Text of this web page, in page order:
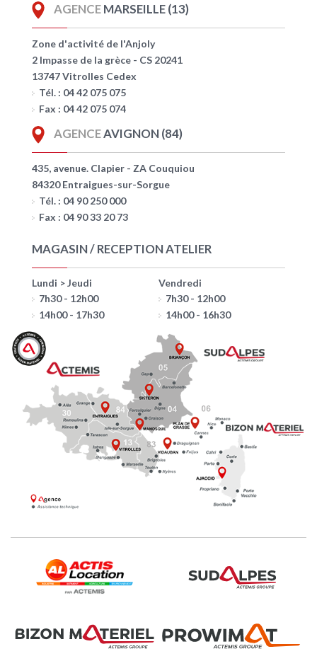
AGENCEMARSEILLE (13)
Zone d'activité de l'Anjoly
2 Impasse de la grèce - CS 20241
13747 Vitrolles Cedex
Tél. : 04 42 075 075
Fax : 04 42 075 074
AGENCEAVIGNON (84)
435, avenue. Clapier - ZA Couquiou
84320 Entraigues-sur-Sorgue
Tél. : 04 90 250 000
Fax : 04 90 33 20 73
MAGASIN / RECEPTION ATELIER
Lundi > Jeudi
7h30 - 12h00
14h00 - 17h30
Vendredi
7h30 - 12h00
14h00 - 16h30